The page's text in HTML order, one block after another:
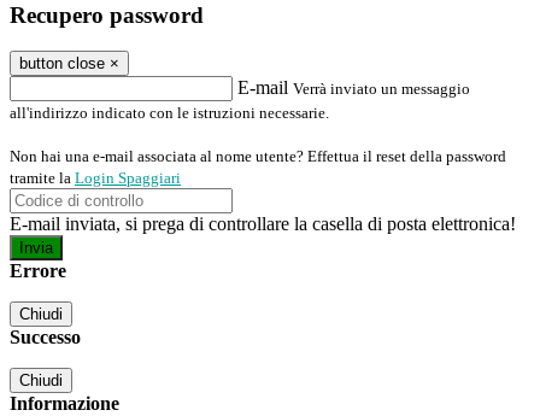
Recupero password
button close ×
E-mail Verrà inviato un messaggio
all'indirizzo indicato con le istruzioni necessarie.
Non hai una e-mail associata al nome utente? Effettua il reset della password
tramite la Login Spaggiari
E-mail inviata, si prega di controllare la casella di posta elettronica!
Errore
Chiudi
Successo
Chiudi
Informazione